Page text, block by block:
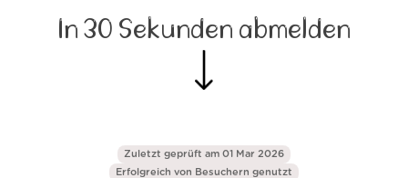
In 30 Sekunden abmelden
Zuletzt geprüft am 01 Mar 2026
Erfolgreich von Besuchern genutzt